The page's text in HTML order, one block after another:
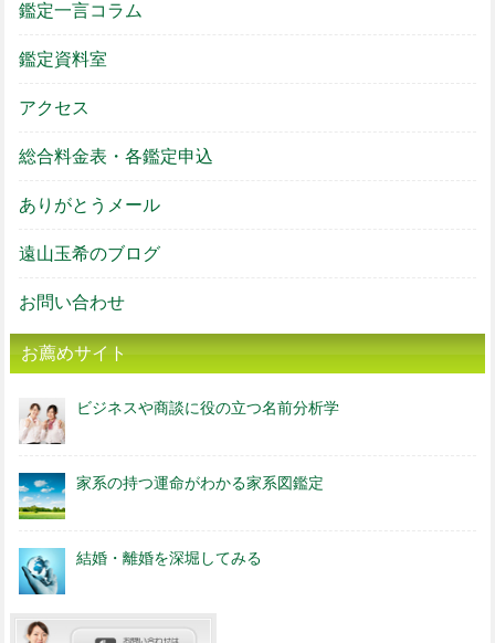
鑑定一言コラム
鑑定資料室
アクセス
総合料金表・各鑑定申込
ありがとうメール
遠山玉希のブログ
お問い合わせ
お薦めサイト
ビジネスや商談に役の立つ名前分析学
家系の持つ運命がわかる家系図鑑定
結婚・離婚を深堀してみる